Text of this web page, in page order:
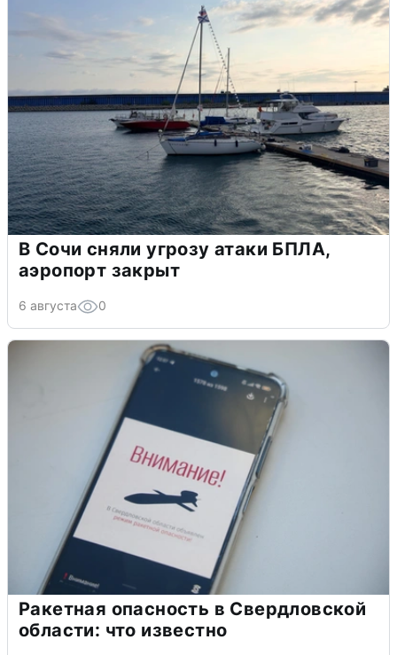
В Сочи сняли угрозу атаки БПЛА,
аэропорт закрыт
6 августа 0
Ракетная опасность в Свердловской
области: что известно